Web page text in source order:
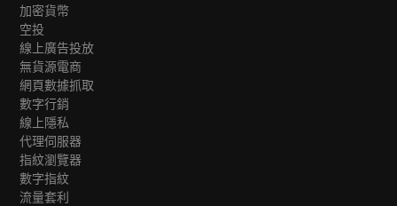
加密貨幣
空投
線上廣告投放
無貨源電商
網頁數據抓取
數字行銷
線上隱私
代理伺服器
指紋瀏覽器
數字指紋
流量套利